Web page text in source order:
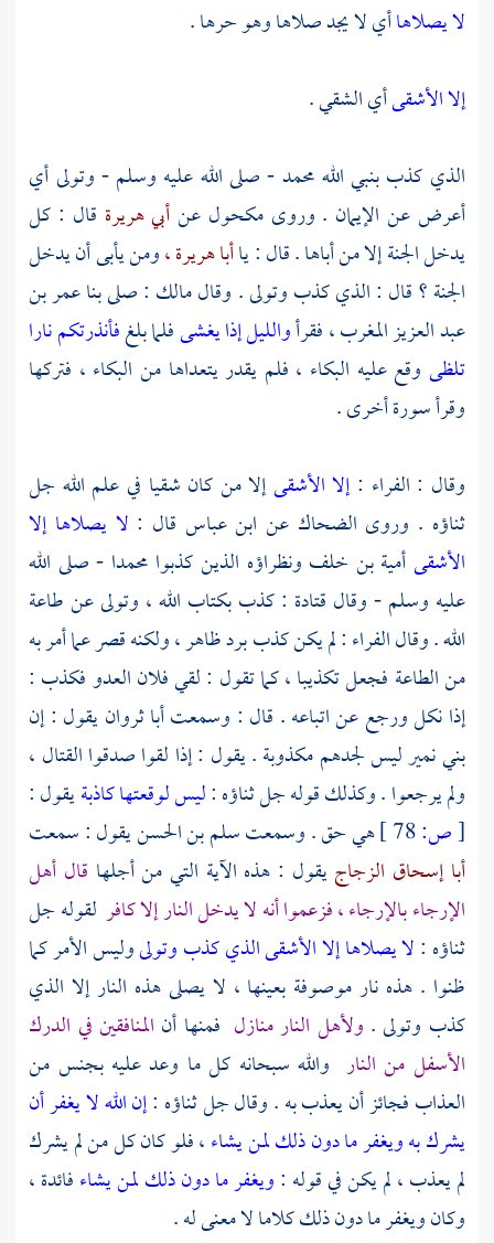
لا يصلاهاأي لا يجد صلاها وهو حرها .
إلا الأشقىأي الشقي .
الذي كذب بنبي اللهمحمد- صلى الله عليه وسلم - وتولى أي
أعرض عن الإيمان . وروىمكحول عنأبي هريرة قال : كل
يدخل الجنة إلا من أباها . قال : ياأبا هريرة ،ومن يأبى أن يدخل
الجنة ؟ قال : الذي كذب وتولى . وقالمالك : صلى بناعمر بن
عبد العزيزالمغرب ، فقرأوالليل إذا يغشىفلما بلغفأنذرتكم نارا
تلظى وقع عليه البكاء ، فلم يقدر يتعداها من البكاء ، فتركها
وقرأ سورة أخرى .
وقال : الفراء :إلا الأشقىإلا من كان شقيا في علم الله جل
ثناؤه . وروى الضحاك عن ابن عباس قال : لا يصلاها إلا
الأشقىأمية بن خلف ونظراؤه الذين كذبوا محمدا - صلى الله
عليه وسلم - وقال قتادة : كذب بكتاب الله ، وتولى عن طاعة
الله . وقالالفراء: لم يكن كذب برد ظاهر ، ولكنه قصر عما أمر به
من الطاعة فجعل تكذيبا ، كما تقول : لقي فلان العدو فكذب :
إذا نكل ورجع عن اتباعه . قال : وسمعتأبا ثروانيقول : إن
بني نميرليس لجدهم مكذوبة . يقول : إذا لقوا صدقوا القتال ،
ولم يرجعوا . وكذلك قوله جل ثناؤه :ليس لوقعتها كاذبةيقول :
[ص: هي حق . وسمعتسلم بن الحسنيقول : سمعت
أبا إسحاق الزجاجيقول : هذه الآية التي من أجلها قال أهل
الإرجاء بالإرجاء ، فزعموا أنه لا يدخل النار إلا كافر لقوله جل
ثناؤه :لا يصلاها إلا الأشقى الذي كذب وتولىوليس الأمر كما
ظنوا . هذه نار موصوفة بعينها ، لا يصلى هذه النار إلا الذي
كذب وتولى . ولأهل النار منازل فمنها أن المنافقين في الدرك
الأسفل من النار والله سبحانه كل ما وعد عليه بجنس من
العذاب فجائز أن يعذب به . وقال جل ثناؤه :إن الله لا يغفر أن
يشرك به ويغفر ما دون ذلك لمن يشاء، فلو كان كل من لم يشرك
لم يعذب ، لم يكن في قوله :ويغفر ما دون ذلك لمن يشاءفائدة ،
وكان ويغفر ما دون ذلك كلاما لا معنى له .